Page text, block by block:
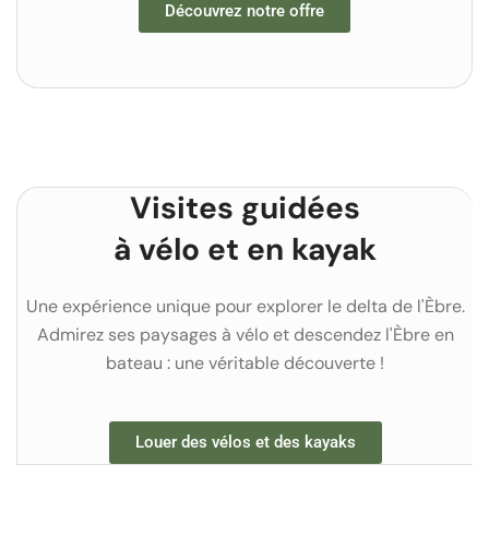
Découvrez notre offre
Visites guidées
à vélo et en kayak
Une expérience unique pour explorer le delta de l'Èbre.
Admirez ses paysages à vélo et descendez l'Èbre en
bateau : une véritable découverte !
Louer des vélos et des kayaks